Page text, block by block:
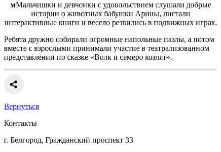
мМальчишки и девчонки с удовольствием слушали добрые
истории о животных бабушки Арины, листали
интерактивные книги и весело резвились в подвижных играх.
Ребята дружно собирали огромные напольные пазлы, а потом
вместе с взрослыми принимали участие в театрализованном
представлении по сказке «Волк и семеро козлят».
Вернуться
Контакты
г. Белгород, Гражданский проспект 33